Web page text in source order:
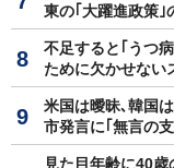
東の｢大躍進政策｣
不足すると｢うつ
ために欠かせない
米国は曖昧､韓国
市発言に｢無言の
見た目年齢に40